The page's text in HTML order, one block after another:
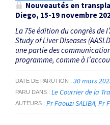
Nouveautés en
Diego, 15-19 novembre
La 75e édition du congrès de
Study of Liver Diseases
une partie des
programme, comme à
DATE DE PARUTION 30 mars
PARU DANS Le Courrier de la
AUTEURS Pr Faouzi SALIBA Pr